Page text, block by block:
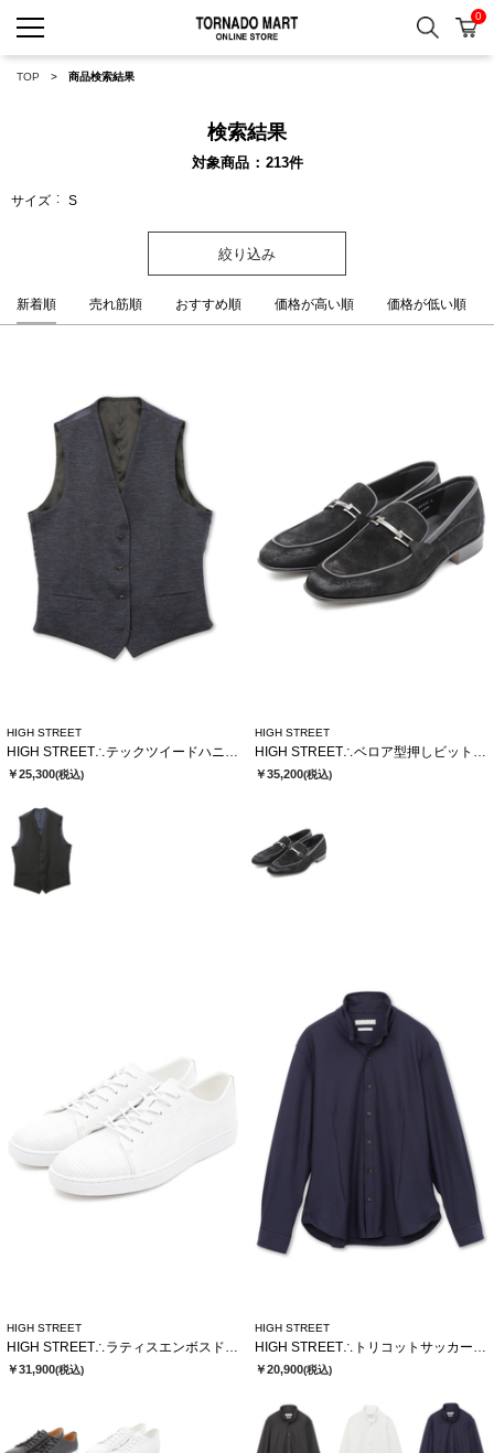
検索 カ
0
TOP 商品検索結果
検索結果
対象商品 213件
サイズ S
絞り込み
新着順 売れ筋順 おすすめ順 価格が高い順 価格が低い順
HIGH STREET
￥25,300(税込)
HIGH STREET
￥35,200(税込)
HIGH STREET
HIGH STREET∴ラティスエンボスドレススニーカー
￥31,900(税込)
HIGH STREET
HIGH STREET∴トリコットサッカーショートウイングシャツ
￥20,900(税込)